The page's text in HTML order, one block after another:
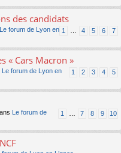
des candidats
1 4 5 6 7
Le forum de Lyon en
« Cars Macron »
1 2 3 4 5
Le forum de Lyon en
1 7 8 9 10
Le forum de